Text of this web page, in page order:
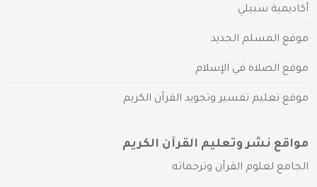
أكاديمية سبيلي
موقع المسلم الجديد
موقع الصلاة في الإسلام
موقع تعليم تفسير وتجويد القرآن الكريم
مواقع نشر وتعليم القرآن الكريم
الجامع لعلوم القرآن وترجماته